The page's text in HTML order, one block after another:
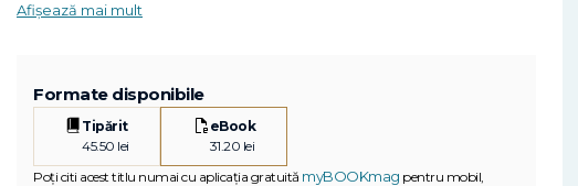
Afișează mai mult
Formate disponibile
Tipărit
45.50 lei
eBook
31.20 lei
Poți citi acest titlu numai cu aplicația gratuită myBOOKmag pentru mobil,